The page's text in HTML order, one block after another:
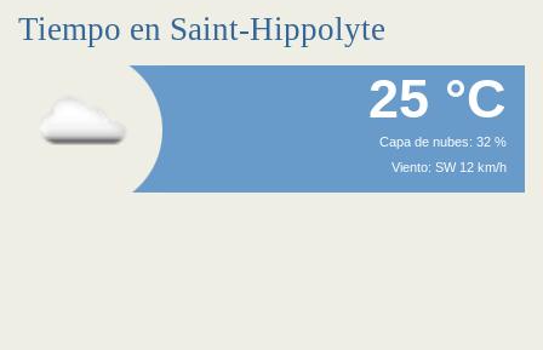
Tiempo en Saint-Hippolyte
25 °C
Capa de nubes: 32 %
Viento: SW 12 km/h